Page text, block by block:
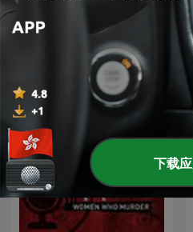
從旅行看世界風情
下载应